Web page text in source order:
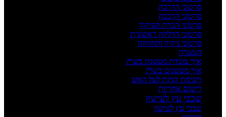
סרטוני הדרכה
סרטוני הרכבה
סרטוני הכרת הפיקוד
סרטוני הדלקה ראשונית
סרטוני ניקיון ותחזוקה
העשרה
איך עובדת מעשנת בשר?
איך מעשנים בשר?
רשימת קניות לעל האש
רישום אחריות
שבבי עץ לעישון
שבבי עץ לעישון